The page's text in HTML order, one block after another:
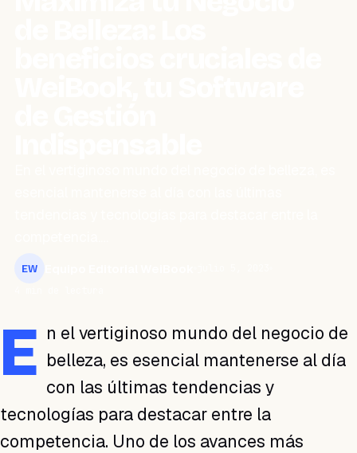
EW
E n el vertiginoso mundo del negocio de
belleza, es esencial mantenerse al día
con las últimas tendencias y
tecnologías para destacar entre la
competencia. Uno de los avances más